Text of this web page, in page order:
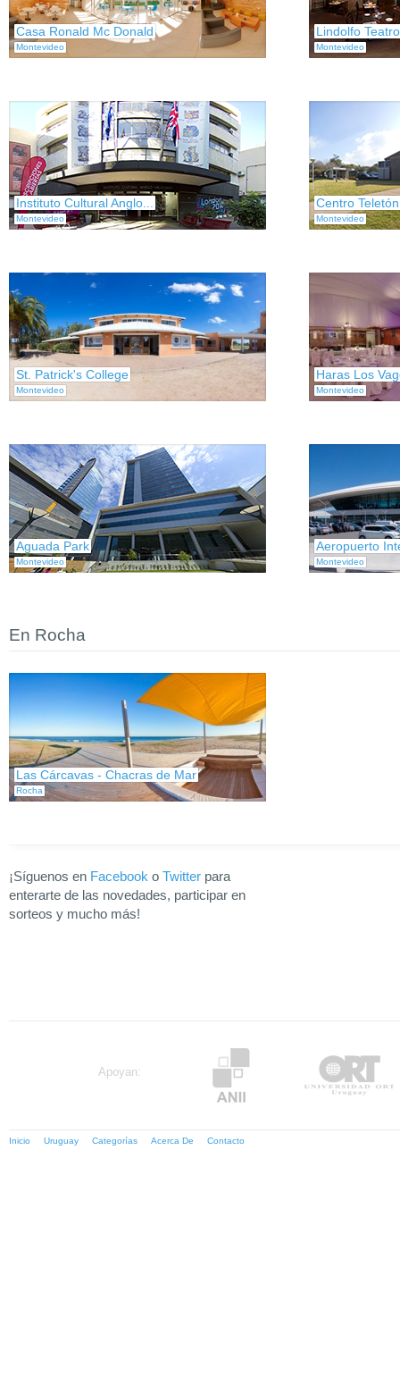
Casa Ronald Mc Donald
Montevideo
Lindolfo
Montevideo
Instituto Cultural Anglo...
Montevideo
Centro
Montevideo
St. Patrick's College
Montevideo
Haras Los
Montevideo
Aguada Park
Montevideo
Aeropuerto
Montevideo
En Rocha
Las Cárcavas - Chacras de Mar
Rocha
¡Síguenos en Facebook o Twitter para
enterarte de las novedades, participar en
sorteos y mucho más!
Apoyan:
Inicio Uruguay Categorías Acerca De Contacto